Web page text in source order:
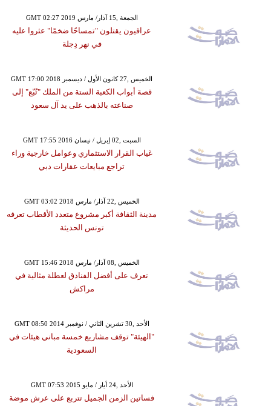
GMT 02:27 2019 الجمعة ,15 آذار/ مارس
عراقيون يقتلون "تمساحًا ضخمًا" عثروا عليه
في نهر دِجلة
GMT 17:00 2018 الخميس ,27 كانون الأول / ديسمبر
قصة أبواب الكعبة الستة من الملك "تُبّع" إلى
صناعته بالذهب على يد آل سعود
GMT 17:55 2016 السبت ,02 إبريل / نيسان
غياب القرار الاستثماري وعوامل خارجية وراء
تراجع مبايعات عقارات دبي
GMT 03:02 2018 الخميس ,22 آذار/ مارس
مدينة الثقافة أكبر مشروع متعدد الأقطاب تعرفه
تونس الحديثة
GMT 15:46 2018 الخميس ,08 آذار/ مارس
تعرف على أفضل الفنادق لعطلة مثالية في
مراكش
GMT 08:50 2014 الأحد ,30 تشرين الثاني / نوفمبر
"الهيئة" توقف مشاريع خمسة مباني هيئات في
السعودية
GMT 07:53 2015 الأحد ,24 أيار / مايو
فساتين الزمن الجميل تتربع على عرش موضة